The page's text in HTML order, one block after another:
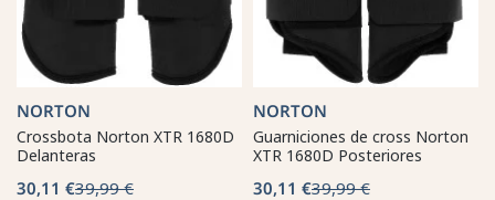
NORTON
Crossbota Norton XTR 1680D
Delanteras
30,11 €39,99 €
NORTON
Guarniciones de cross Norton
XTR 1680D Posteriores
30,11 €39,99 €